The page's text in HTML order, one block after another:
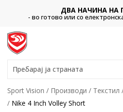
ДВА НАЧИНА НА
- во готово или со
Пребарај ја страната
Sport Vision Производи Текстил
Nike 4 Inch Volley Short